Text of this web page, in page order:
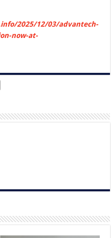
2025/12/03/advantech-
now-at-